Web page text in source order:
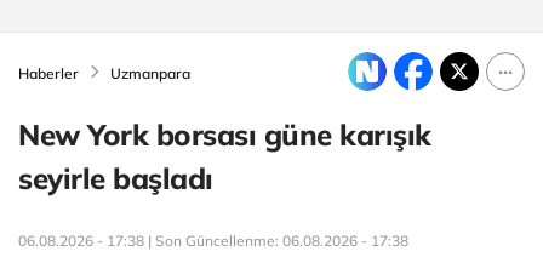
Haberler Uzmanpara
New York borsası güne karışık
seyirle başladı
06.08.2026 - 17:38 | Son Güncellenme: 06.08.2026 - 17:38